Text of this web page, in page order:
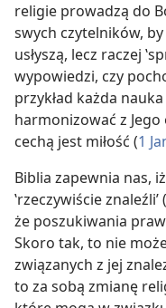
religie prowadzą do
swych czytelników,
usłyszą, lecz raczej
wypowiedzi, czy
przykład każda
harmonizować z
cechą jest miłość (1
Biblia zapewnia nas,
‛rzeczywiście znaleźli’ (
że poszukiwania
Skoro tak, to nie
związanych z jej
to za sobą zmianę